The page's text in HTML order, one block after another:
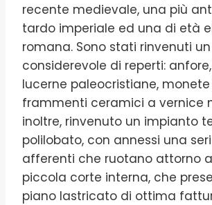
recente medievale, una più
tardo imperiale ed una di età
romana. Sono stati rinvenuti
considerevole di reperti:
lucerne paleocristiane, monete
frammenti ceramici a vernice
inoltre, rinvenuto un impianto
polilobato, con annessi una
afferenti che ruotano attorno
piccola corte interna, che
piano lastricato di ottima